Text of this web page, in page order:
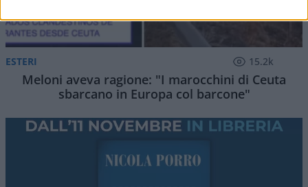
ESTERI 15.2k
Meloni aveva ragione: "I marocchini di Ceuta
sbarcano in Europa col barcone"